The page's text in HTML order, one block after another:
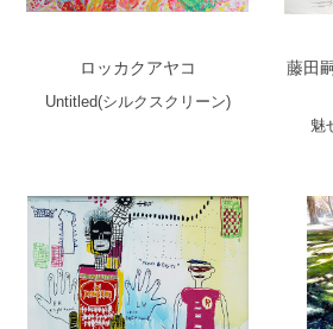
ロッカクアヤコ
Untitled(シルクスクリーン)
藤田
魅